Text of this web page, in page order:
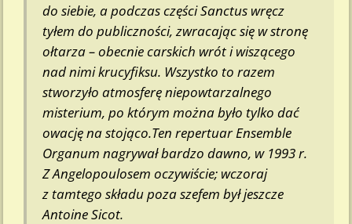
do siebie, a podczas częściSanctus wręcz
tyłem do publiczności, zwracając się w stronę
ołtarza – obecnie carskich wrót i wiszącego
nad nimi krucyfiksu. Wszystko to razem
stworzyło atmosferę niepowtarzalnego
misterium, po którym można było tylko dać
owację na stojąco.Ten repertuar Ensemble
Organum nagrywał bardzo dawno, w 1993 r.
Z Angelopoulosem oczywiście; wczoraj
z tamtego składu poza szefem był jeszcze
Antoine Sicot.